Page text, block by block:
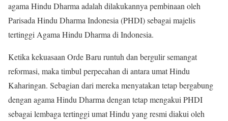
agama Hindu Dharma adalah dilakukannya pembinaan oleh
Parisada Hindu Dharma Indonesia (PHDI) sebagai majelis
tertinggi Agama Hindu Dharma di Indonesia.
Ketika kekuasaan Orde Baru runtuh dan bergulir semangat
reformasi, maka timbul perpecahan di antara umat Hindu
Kaharingan. Sebagian dari mereka menyatakan tetap bergabung
dengan agama Hindu Dharma dengan tetap mengakui PHDI
sebagai lembaga tertinggi umat Hindu yang resmi diakui oleh